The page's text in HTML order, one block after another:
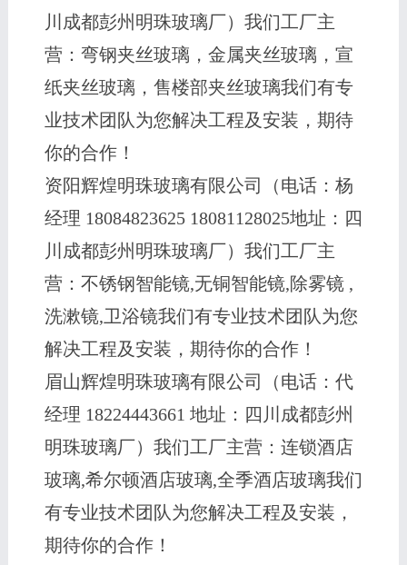
川成都彭州明珠玻璃厂）我们工厂主
营：弯钢夹丝玻璃，金属夹丝玻璃，宣
纸夹丝玻璃，售楼部夹丝玻璃我们有专
业技术团队为您解决工程及安装，期待
你的合作！
资阳辉煌明珠玻璃有限公司（电话：杨
经理 18084823625 18081128025地址：四
川成都彭州明珠玻璃厂）我们工厂主
营：不锈钢智能镜,无铜智能镜,除雾镜 ,
洗漱镜,卫浴镜我们有专业技术团队为您
解决工程及安装，期待你的合作！
眉山辉煌明珠玻璃有限公司（电话：代
经理 18224443661 地址：四川成都彭州
明珠玻璃厂）我们工厂主营：连锁酒店
玻璃,希尔顿酒店玻璃,全季酒店玻璃我们
有专业技术团队为您解决工程及安装，
期待你的合作！